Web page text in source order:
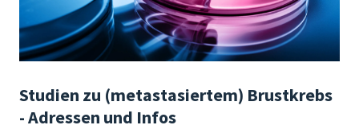
Studien zu (metastasiertem) Brustkrebs
- Adressen und Infos